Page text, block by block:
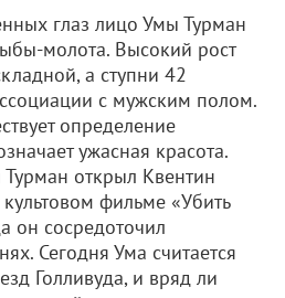
глаз лицо Умы Турман
молота. Высокий рост
а ступни 42
с мужским полом.
определение
ужасная красота.
открыл Квентин
фильме «Убить
он сосредоточил
Сегодня Ума считается
Голливуда, и вряд ли